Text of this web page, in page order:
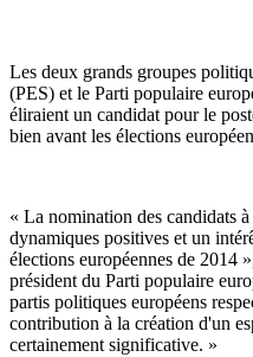
Les deux grands groupes
(PES) et le Parti populaire
éliraient un candidat pour le
bien avant les élections
« La nomination des candidats
dynamiques positives et un
élections européennes de 2014
président du Parti populaire
partis politiques européens
contribution à la création d'un
certainement significative. »